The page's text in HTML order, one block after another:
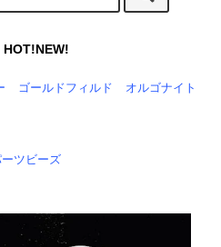
HOT!NEW!
ゴールドフィルド オルゴナイト
ーツビーズ